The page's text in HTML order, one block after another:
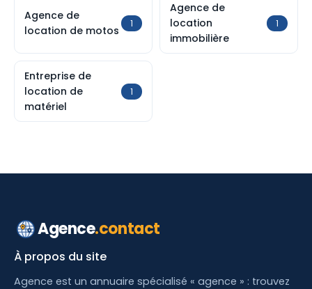
Agence de
location de motos
1
Agence de
location
immobilière
1
Entreprise de
location de
matériel
1
Agence.contact
À propos du site
Agence est un annuaire spécialisé « agence » : trouvez